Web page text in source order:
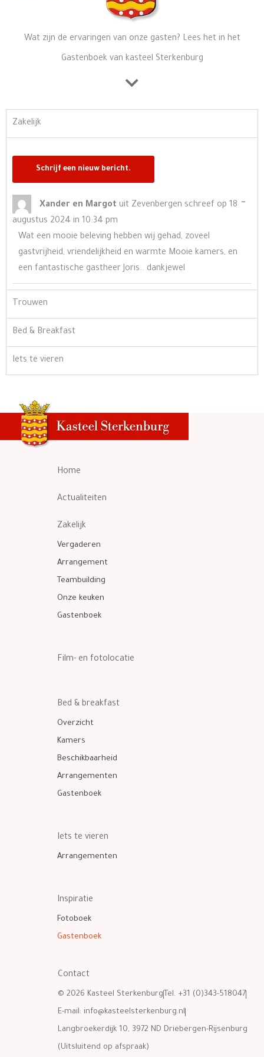
Wat zijn de ervaringen van onze gasten? Lees het in het
Gastenboek van kasteel Sterkenburg
Zakelijk
Xander en Margot uit Zevenbergen schreef op 18
augustus 2024 in 10:34 pm
Wat een mooie beleving hebben wij gehad, zoveel
gastvrijheid, vriendelijkheid en warmte Mooie kamers, en
een fantastische gastheer Joris.. dankjewel
…
Trouwen
Bed & Breakfast
Iets te vieren
Home
Actualiteiten
Zakelijk
Vergaderen
Arrangement
Teambuilding
Onze keuken
Gastenboek
Film- en fotolocatie
Bed & breakfast
Overzicht
Kamers
Beschikbaarheid
Arrangementen
Gastenboek
Iets te vieren
Arrangementen
Inspiratie
Fotoboek
Gastenboek
Contact
© 2026 Kasteel Sterkenburg Tel. +31 (0)343-518047
E-mail: info@kasteelsterkenburg.nl
Langbroekerdijk 10, 3972 ND Driebergen-Rijsenburg
(Uitsluitend op afspraak)